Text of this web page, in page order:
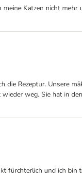
Katzen nicht
Rezeptur. Unsere
weg. Sie hat in
fürchterlich und ich